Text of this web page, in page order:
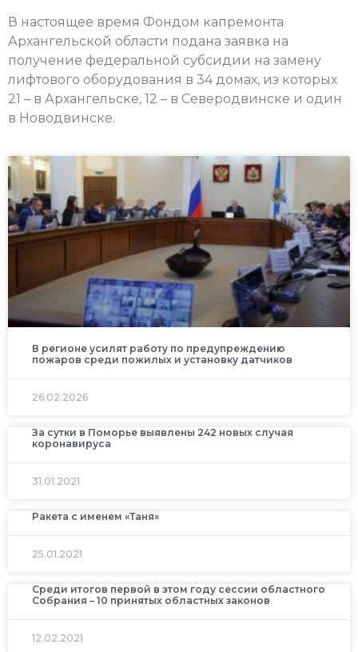
В настоящее время Фондом капремонта
Архангельской области подана заявка на
получение федеральной субсидии на замену
лифтового оборудования в 34 домах, из которых
21 – в Архангельске, 12 – в Северодвинске и один
в Новодвинске.
В регионе усилят работу по предупреждению
пожаров среди пожилых и установку датчиков
26.02.2026
За сутки в Поморье выявлены 242 новых случая
коронавируса
31.01.2021
Ракета с именем «Таня»
25.01.2021
Среди итогов первой в этом году сессии областного
Собрания – 10 принятых областных законов
12.02.2021